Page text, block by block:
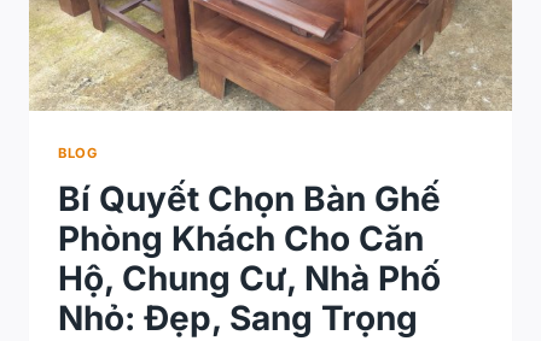
BLOG
Bí Quyết Chọn Bàn Ghế
Phòng Khách Cho Căn
Hộ, Chung Cư, Nhà Phố
Nhỏ: Đẹp, Sang Trọng